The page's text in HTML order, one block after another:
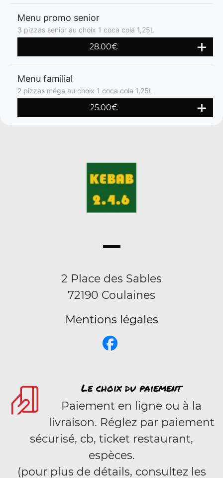
Menu promo senior
3 pizzas senior au choix 1 coca cola 1,25L
28.00€
Menu familial
2 pizzas méga au choix 1 coca cola 1,25L
25.00€
2 Place des Sables
72190 Coulaines
Mentions légales
Le choix du paiement
Paiement en ligne ou à la
livraison. Réglez par paiement
sécurisé, cb, ticket restaurant,
espèces.
(pour plus de détails, consultez les